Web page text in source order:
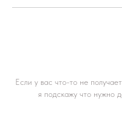
Если у вас что-то не
я подскажу что нужно